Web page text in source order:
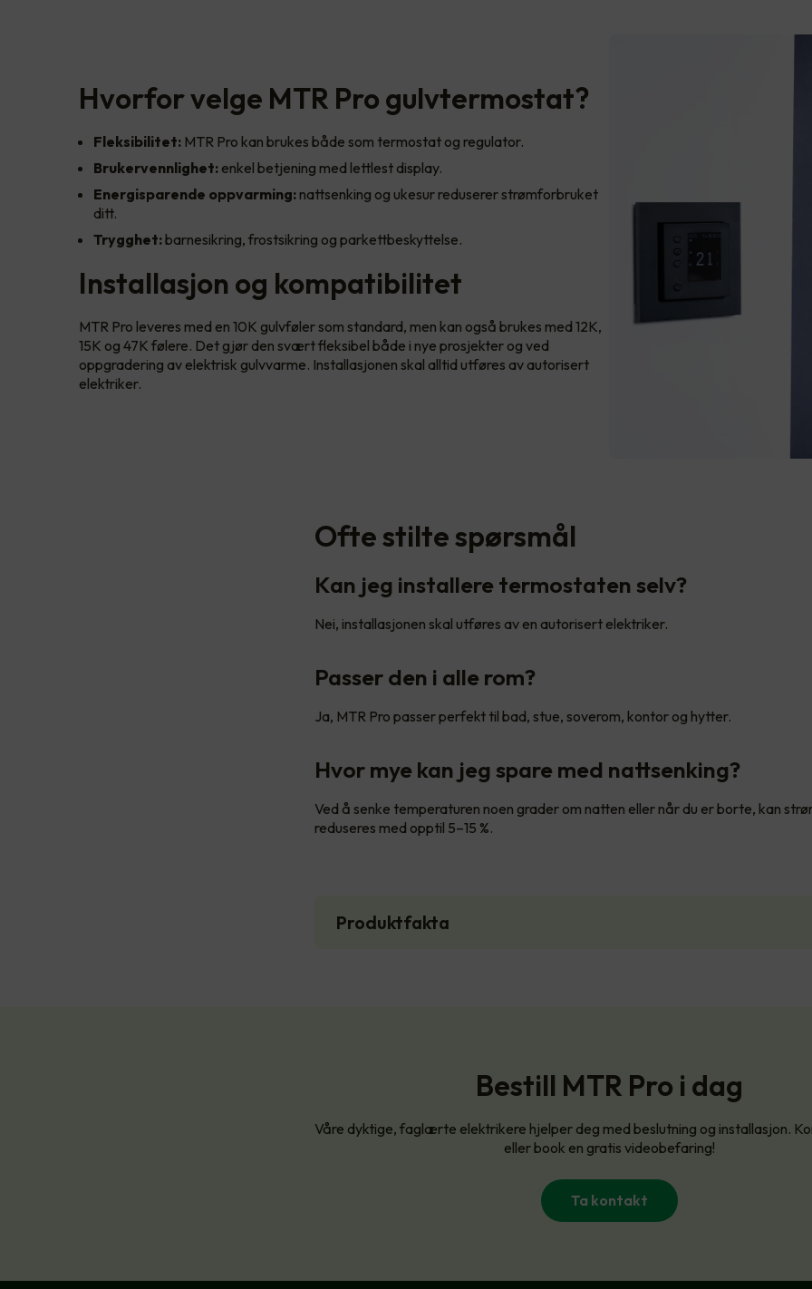
Hvorfor velge MTR Pro gulvtermostat?
Fleksibilitet: MTR Pro kan brukes både som termostat og regulator.
Brukervennlighet: enkel betjening med lettlest display.
Energisparende oppvarming: nattsenking og ukesur reduserer strømforbruket
ditt.
Trygghet:barnesikring, frostsikring og parkettbeskyttelse.
Installasjon og kompatibilitet
MTR Pro leveres med en 10K gulvføler som standard, men kan også brukes med 12K,
15K og 47K følere. Det gjør den svært fleksibel både i nye prosjekter og ved
oppgradering av elektrisk gulvvarme. Installasjonen skal alltid utføres av autorisert
elektriker.
Ofte stilte spørsmål
Kan jeg installere termostaten selv?
Nei, installasjonen skal utføres av en autorisert elektriker.
Passer den i alle rom?
Ja, MTR Pro passer perfekt til bad, stue, soverom, kontor og hytter.
Hvor mye kan jeg spare med nattsenking?
Ved å senke temperaturen noen grader om natten eller når du er borte, kan
reduseres med opptil 5–15 %.
Produktfakta
Bestill MTR Pro i dag
Våre dyktige, faglærte elektrikere hjelper deg med beslutning og installasjon.
eller book en gratis videobefaring!
Ta kontakt